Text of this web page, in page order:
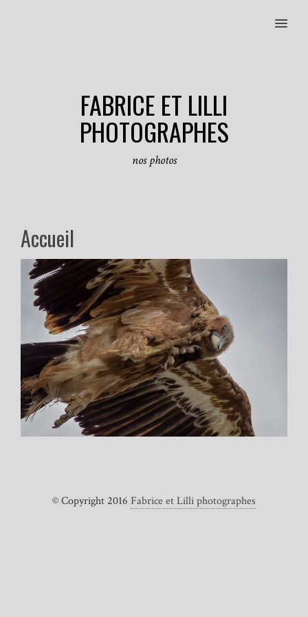
MENU
FABRICE ET LILLI
PHOTOGRAPHES
nos photos
Accueil
© Copyright 2016 Fabrice et Lilli photographes